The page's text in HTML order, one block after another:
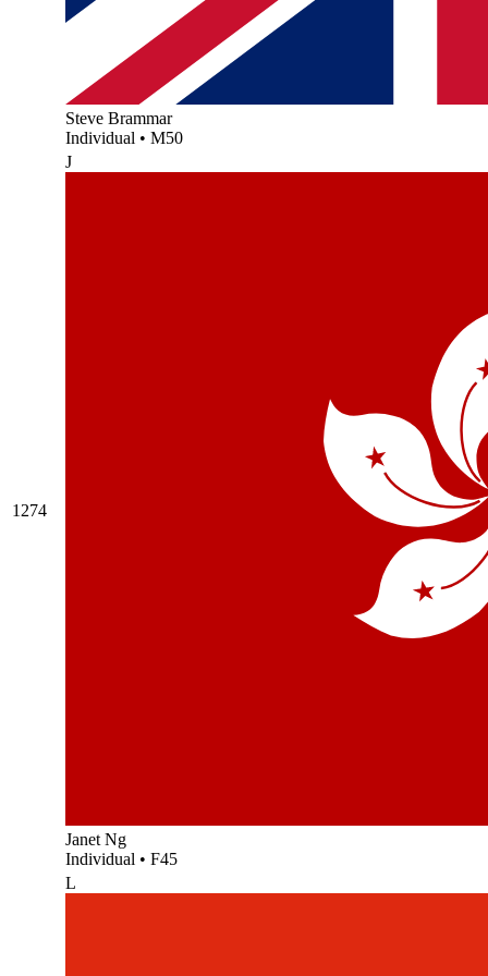
Steve Brammar
Individual • M50
1274
J
Janet Ng
Individual • F45
L